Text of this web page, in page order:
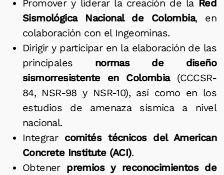
Promover y liderar la creación de la Red
Sismológica Nacional de Colombia, en
colaboración con el Ingeominas.
Dirigir y participar en la elaboración de las
principales normas de diseño
sismorresistente en Colombia(CCCSR-
84, NSR-98 y NSR-10), así como en los
estudios de amenaza sísmica a nivel
nacional.
Integrar comités técnicos del American
Concrete Institute (ACI).
Obtener premios y reconocimientos de